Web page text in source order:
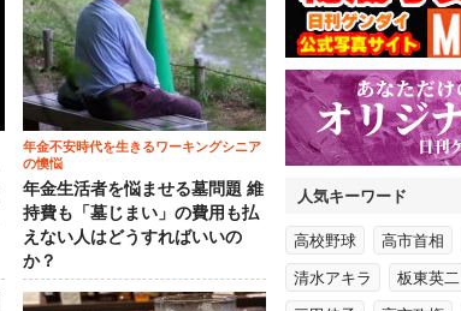
年金不安時代を生きるワーキングシニア
の懊悩
年金生活者を悩ませる墓問題 維
持費も「墓じまい」の費用も払
えない人はどうすればいいの
か？
人気キーワード
高校野球 高市首相
清水アキラ 板東英二